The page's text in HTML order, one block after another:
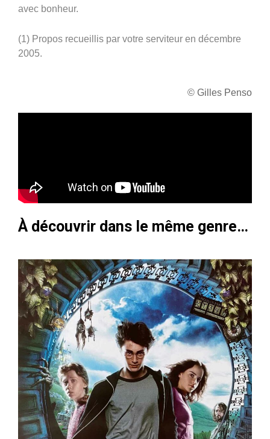
avec bonheur.
(1) Propos recueillis par votre serviteur en décembre
2005.
© Gilles Penso
À découvrir dans le même genre…